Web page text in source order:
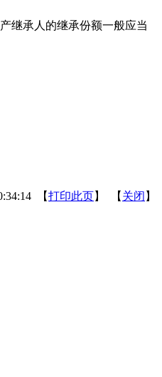
继承人的继承份额一般应当
【打印此页】 【 关闭 】